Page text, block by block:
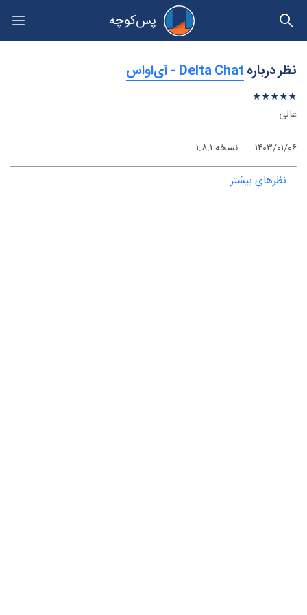
پس‌کوچه
حریم خصوصی
نظر درباره‫Delta Chat - آی‌اواس
★★★★★
★
★
★
★
★
عالی
۱۴۰۳/۰۱/۰۶ نسخه ۱.۸.۱
نظرهای بیشتر